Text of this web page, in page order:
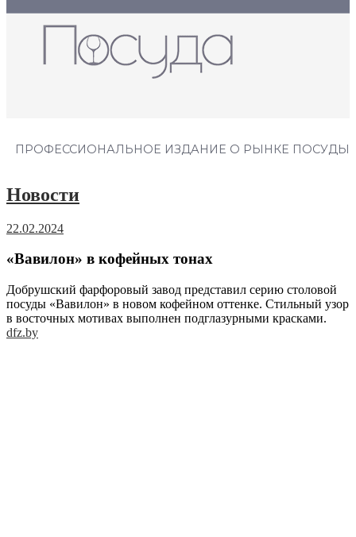
ПРОФЕССИОНАЛЬНОЕ ИЗДАНИЕ О РЫНКЕ ПОСУДЫ
Новости
22.02.2024
«Вавилон» в кофейных тонах
Добрушский фарфоровый завод представил серию столовой
посуды «Вавилон» в новом кофейном оттенке. Стильный узор
в восточных мотивах выполнен подглазурными красками.
dfz.by